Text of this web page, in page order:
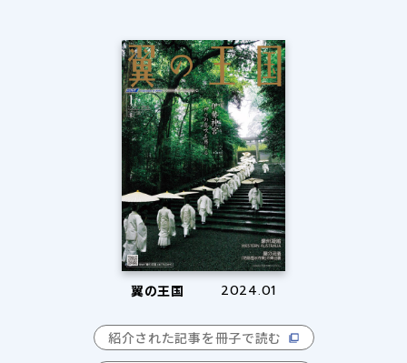
翼の王国 2024.01
紹介された記事を冊子で読む